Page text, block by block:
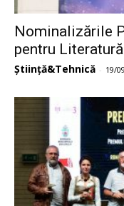
Nominalizările
pentru
Știință&Tehnică - 19/